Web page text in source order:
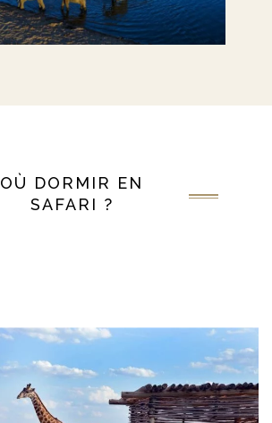
OÙ DORMIR EN
SAFARI ?